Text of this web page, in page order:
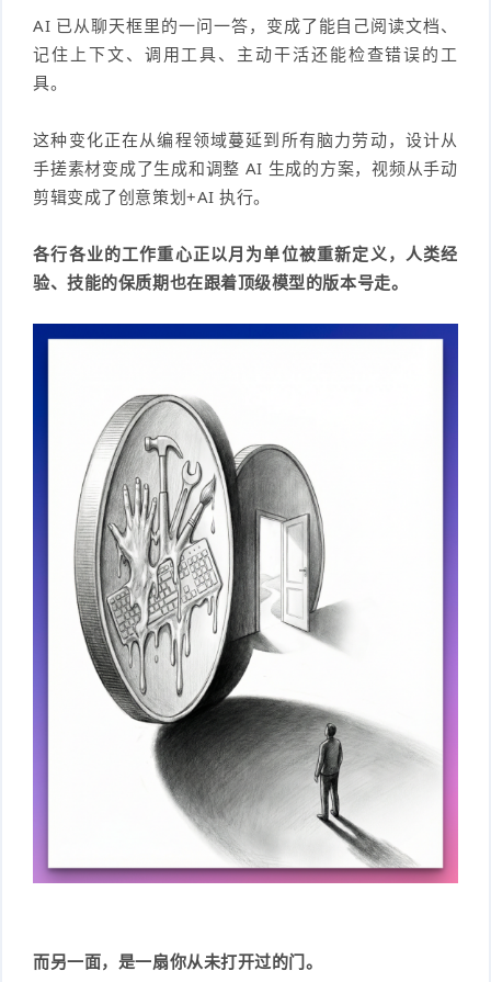
AI 已从聊天框里的一问一答，变成了能自己阅读文档、
记住上下文、调用工具、主动干活还能检查错误的工
具。
这种变化正在从编程领域蔓延到所有脑力劳动，设计从
手搓素材变成了生成和调整 AI 生成的方案，视频从手动
剪辑变成了创意策划+AI 执行。
各行各业的工作重心正以月为单位被重新定义，人类经
验、技能的保质期也在跟着顶级模型的版本号走。
而另一面，是一扇你从未打开过的门。